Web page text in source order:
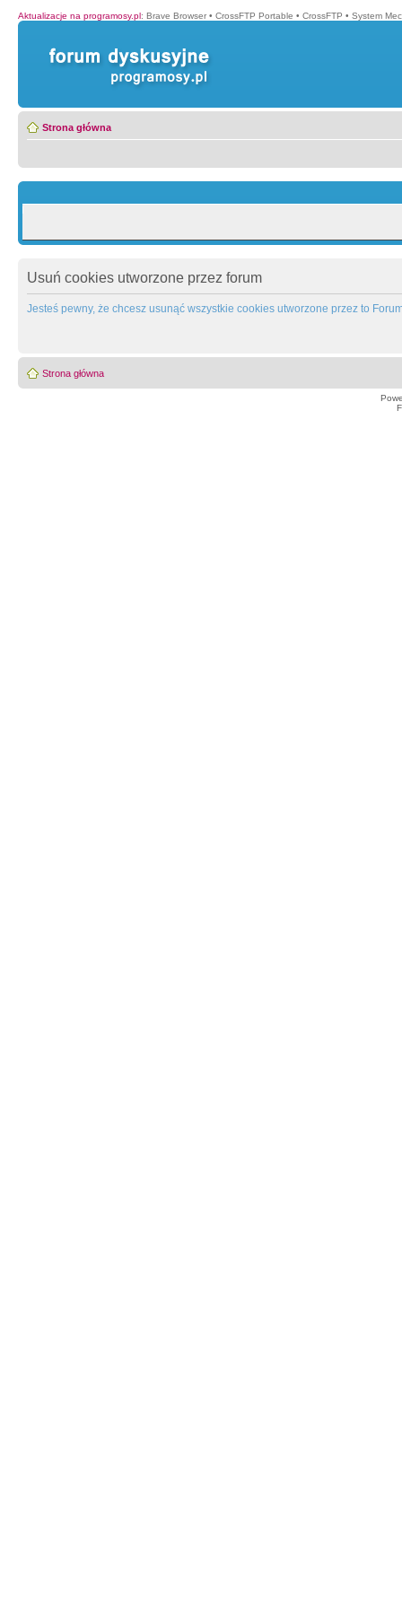
Aktualizacje na programosy.pl: Brave Browser • CrossFTP Portable • CrossFTP • System
Strona główna
Usuń cookies utworzone przez forum
Jesteś pewny, że chcesz usunąć wszystkie cookies utworzone przez to
Strona główna